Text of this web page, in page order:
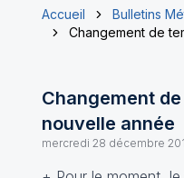
Accueil
Bulletins
Changement de
Changement
nouvelle année
mercredi 28 décembre